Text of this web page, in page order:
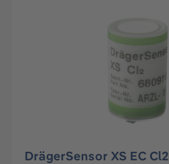
DrägerSensor XS EC Cl2